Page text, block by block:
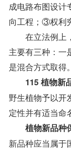
成电路布图设
向工程；③权利
在立法例上，
主要有三种：一
是混合方式取得。
115 植物新
野生植物予以开
定性并有适当命
植物新品种
新品种应当属于